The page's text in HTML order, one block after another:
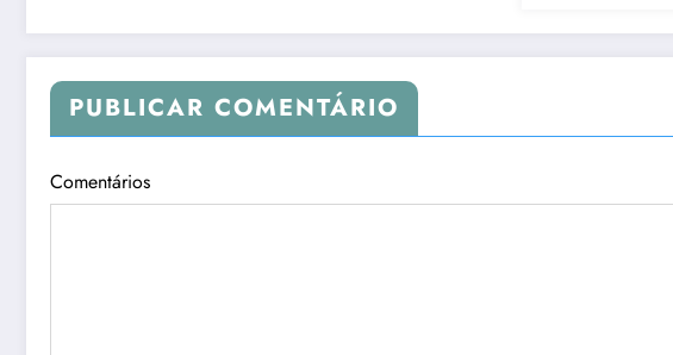
PUBLICAR COMENTÁRIO
Comentários